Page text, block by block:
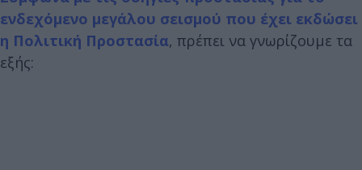
ενδεχόμενο μεγάλου σεισμού που έχει εκδώσει
η Πολιτική Προστασία, πρέπει να γνωρίζουμε τα
εξής: